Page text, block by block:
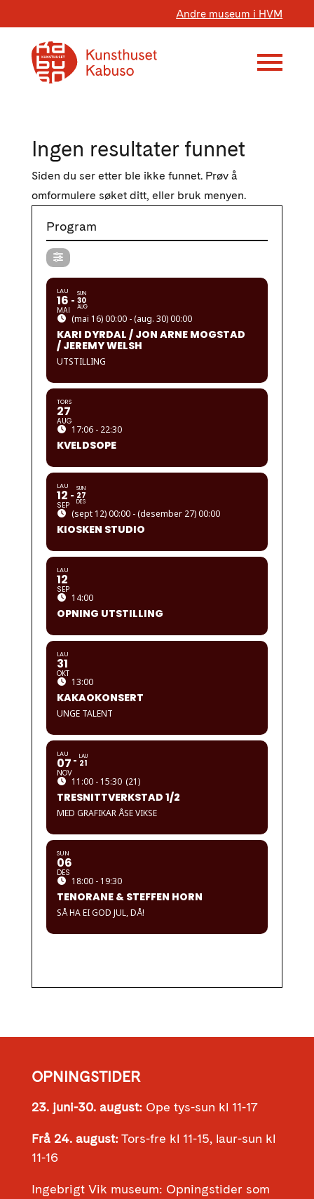
Andre museum i HVM
Ingen resultater funnet
Siden du ser etter ble ikke funnet. Prøv å
omformulere søket ditt, eller bruk menyen.
Program
LAU
16
MAI
SUN
30
AUG
(mai 16) 00:00 - (aug. 30) 00:00
KARI DYRDAL / JON ARNE MOGSTAD
/ JEREMY WELSH
UTSTILLING
TORS
27
AUG
17:06 - 22:30
KVELDSOPE
LAU
12
SEP
SUN
27
DES
(sept 12) 00:00 - (desember 27) 00:00
KIOSKEN STUDIO
LAU
12
SEP
14:00
OPNING UTSTILLING
LAU
31
OKT
13:00
KAKAOKONSERT
UNGE TALENT
LAU
07
NOV
LAU
21
11:00 - 15:30 (21)
TRESNITTVERKSTAD 1/2
MED GRAFIKAR ÅSE VIKSE
SUN
06
DES
18:00 - 19:30
TENORANE & STEFFEN HORN
SÅ HA EI GOD JUL, DÅ!
OPNINGSTIDER
23. juni-30. august:Ope tys-sun kl 11-17
Frå 24. august:Tors-fre kl 11-15, laur-sun kl
11-16
Ingebrigt Vik museum: Opningstider som